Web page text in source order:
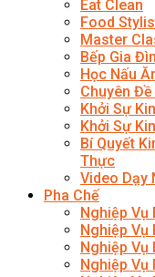
Eat Clean
Food
Master
Bếp Gia
Học Nấu
Chuyên
Khởi Sự
Khởi Sự
Bí Quyết
Thực
Video Dạy
Pha Chế
Nghiệp Vụ
Nghiệp Vụ
Nghiệp Vụ
Nghiệp